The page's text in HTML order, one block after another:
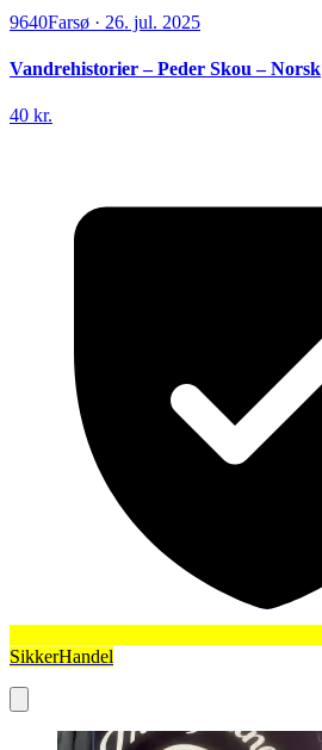
9640Farsø · 26. jul. 2025
Vandrehistorier – Peder Skou – Norsk
40 kr.
SikkerHandel